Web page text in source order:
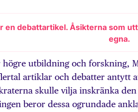
en debattartikel. Åsikterna som
egna.
utbildning och forskning,
artiklar och debatter antytt
skulle vilja inskränka
beror dessa ogrundade